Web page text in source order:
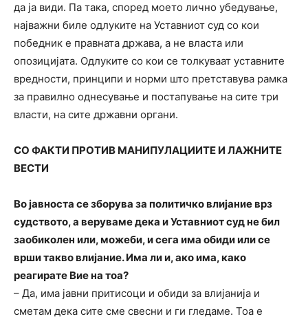
да ја види. Па така, според моето лично убедување,
најважни биле одлуките на Уставниот суд со кои
победник е правната држава, а не власта или
опозицијата. Одлуките со кои се толкуваат уставните
вредности, принципи и норми што претставува рамка
за правилно однесување и постапување на сите три
власти, на сите државни органи.
СО ФАКТИ ПРОТИВ МАНИПУЛАЦИИТЕ И ЛАЖНИТЕ
ВЕСТИ
Во јавноста се зборува за политичко влијание врз
судството, а веруваме дека и Уставниот суд не бил
заобиколен или, можеби, и сега има обиди или се
врши такво влијание. Има ли и, ако има, како
реагирате Вие на тоа?
– Да, има јавни притисоци и обиди за влијанија и
сметам дека сите сме свесни и ги гледаме. Тоа е